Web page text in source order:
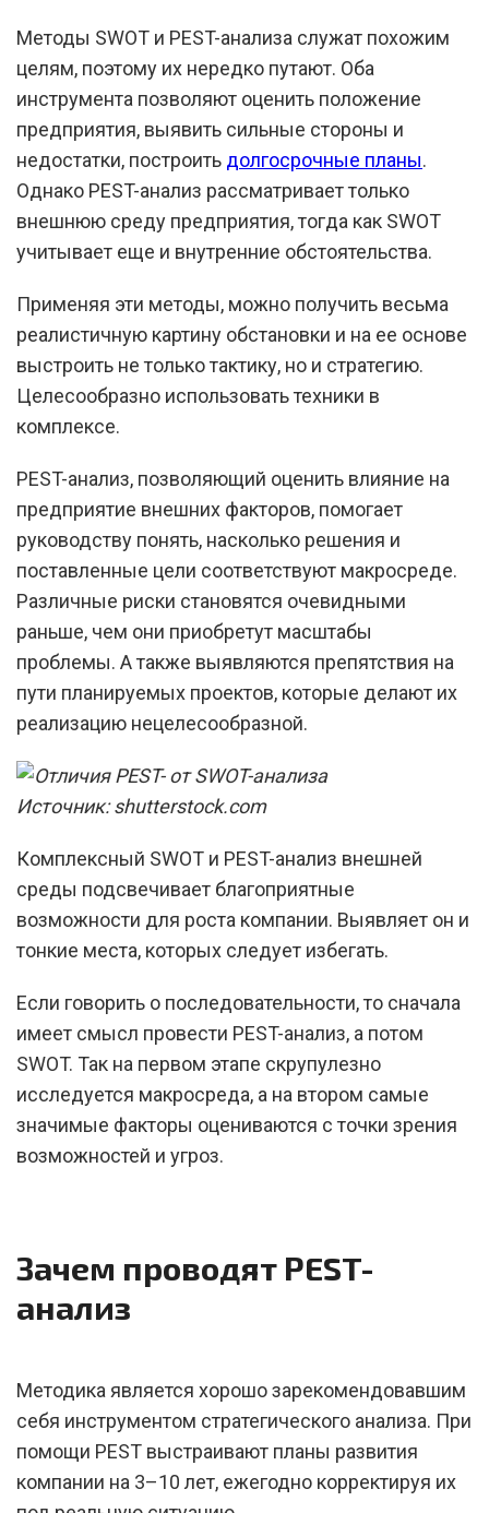
Методы SWOT и PEST-анализа служат похожим
целям, поэтому их нередко путают. Оба
инструмента позволяют оценить положение
предприятия, выявить сильные стороны и
недостатки, построить долгосрочные планы.
Однако PEST-анализ рассматривает только
внешнюю среду предприятия, тогда как SWOT
учитывает еще и внутренние обстоятельства.
Применяя эти методы, можно получить весьма
реалистичную картину обстановки и на ее основе
выстроить не только тактику, но и стратегию.
Целесообразно использовать техники в
комплексе.
PEST-анализ, позволяющий оценить влияние на
предприятие внешних факторов, помогает
руководству понять, насколько решения и
поставленные цели соответствуют макросреде.
Различные риски становятся очевидными
раньше, чем они приобретут масштабы
проблемы. А также выявляются препятствия на
пути планируемых проектов, которые делают их
реализацию нецелесообразной.
Источник: shutterstock.com
Комплексный SWOT и PEST-анализ внешней
среды подсвечивает благоприятные
возможности для роста компании. Выявляет он и
тонкие места, которых следует избегать.
Если говорить о последовательности, то сначала
имеет смысл провести PEST-анализ, а потом
SWOT. Так на первом этапе скрупулезно
исследуется макросреда, а на втором самые
значимые факторы оцениваются с точки зрения
возможностей и угроз.
Зачем проводят PEST-
анализ
Методика является хорошо зарекомендовавшим
себя инструментом стратегического анализа. При
помощи PEST выстраивают планы развития
компании на 3–10 лет, ежегодно корректируя их